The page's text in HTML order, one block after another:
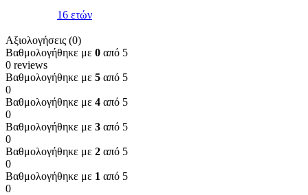
16 ετών
Αξιολογήσεις (0)
Βαθμολογήθηκε με 0 από 5
0 reviews
Βαθμολογήθηκε με 5 από 5
0
Βαθμολογήθηκε με 4 από 5
0
Βαθμολογήθηκε με 3 από 5
0
Βαθμολογήθηκε με 2 από 5
0
Βαθμολογήθηκε με 1 από 5
0